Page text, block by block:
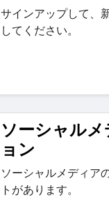
サインアップして、
してください。
ソーシャル
ョン
ソーシャルメディア
トがあります。